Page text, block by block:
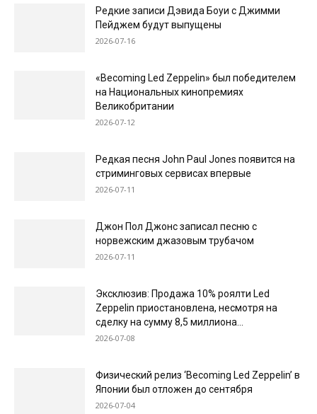
Редкие записи Дэвида Боуи с Джимми
Пейджем будут выпущены
2026-07-16
«Becoming Led Zeppelin» был победителем
на Национальных кинопремиях
Великобритании
2026-07-12
Редкая песня John Paul Jones появится на
стриминговых сервисах впервые
2026-07-11
Джон Пол Джонс записал песню с
норвежским джазовым трубачом
2026-07-11
Эксклюзив: Продажа 10% роялти Led
Zeppelin приостановлена, несмотря на
сделку на сумму 8,5 миллиона...
2026-07-08
Физический релиз ‘Becoming Led Zeppelin’ в
Японии был отложен до сентября
2026-07-04